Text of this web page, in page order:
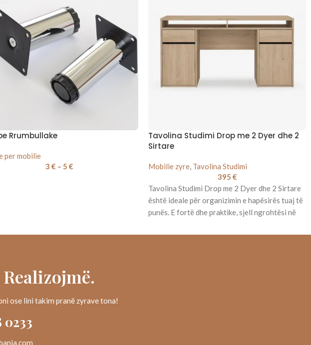
Rrumbullake
per mobilie
3 € – 5 €
Tavolina Studimi Drop me 2 Dyer dhe 2
Sirtare
Mobilie zyre, Tavolina Studimi
395 €
Tavolina Studimi Drop me 2 Dyer dhe 2 Sirtare
është ideale për organizimin e hapësirës tuaj të
punës. E fortë dhe praktike, sjell ngrohtësi në
ose lini takim pranë zyrave tona!
0233